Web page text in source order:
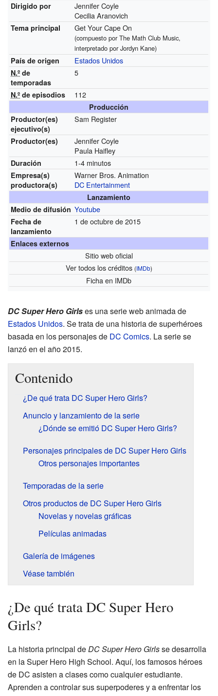
Dirigido por
Jennifer Coyle
Cecilia Aranovich
Tema principal Get Your Cape On
(compuesto por The Math Club Music,
interpretado por Jordyn Kane)
País de origen Estados Unidos
N.º de
temporadas
5
N.º de episodios 112
Producción
Productor(es)
ejecutivo(s)
Sam Register
Productor(es)
Jennifer Coyle
Paula Haifley
Duración 1-4 minutos
Empresa(s)
productora(s)
Warner Bros. Animation
DC Entertainment
Lanzamiento
Medio de difusión Youtube
Fecha de
lanzamiento
1 de octubre de 2015
Enlaces externos
Sitio web oficial
Ver todos los créditos (IMDb)
Fichaen IMDb
DC Super Hero Girlses una serie web animada de
Estados Unidos. Se trata de una historia de superhéroes
basada en los personajes de DC Comics. La serie se
lanzó en el año 2015.
Contenido
¿De qué trata DC Super Hero Girls?
Anuncio y lanzamiento de la serie
¿Dónde se emitió DC Super Hero Girls?
Personajes principales de DC Super Hero Girls
Otros personajes importantes
Temporadas de la serie
Otros productos de DC Super Hero Girls
Novelas y novelas gráficas
Películas animadas
Galería de imágenes
Véase también
¿De qué trata DC Super Hero
Girls?
La historia principal deDC Super Hero Girlsse desarrolla
en la Super Hero High School. Aquí, los famosos héroes
de DC asisten a clases como cualquier estudiante.
Aprenden a controlar sus superpoderes y a enfrentar los